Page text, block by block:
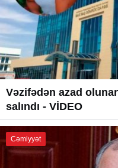
Vəzifədən azad
salındı - VİDEO
Cəmiyyət